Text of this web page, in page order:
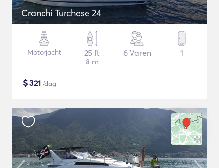
Cranchi Turchese 24
Motorjacht
25 ft
8 m
6 Varen 1
$321 /dag